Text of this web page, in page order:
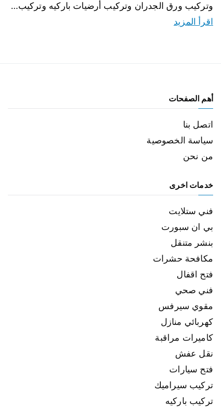
وتركيب ورق الجدران وتركيب أرضيات باركيه وتركيب…
اقرأ المزيد
أهم الصفحات
اتصل بنا
سياسة الخصوصية
من نحن
خدمات اخرى
فني ستلايت
بي ان سبورت
بنشر متنقل
مكافحة حشرات
فتح اقفال
فني صحي
مقوي سيرفس
كهربائي منازل
كاميرات مراقبة
نقل عفش
فتح سيارات
تركيب سيراميك
تركيب باركيه